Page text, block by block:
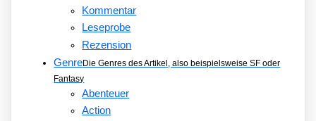
Kommentar
Leseprobe
Rezension
GenreDie Genres des Artikel, also beispielsweise SF oder
Fantasy
Abenteuer
Action